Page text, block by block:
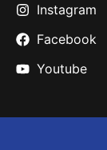
Instagram
Facebook
Youtube